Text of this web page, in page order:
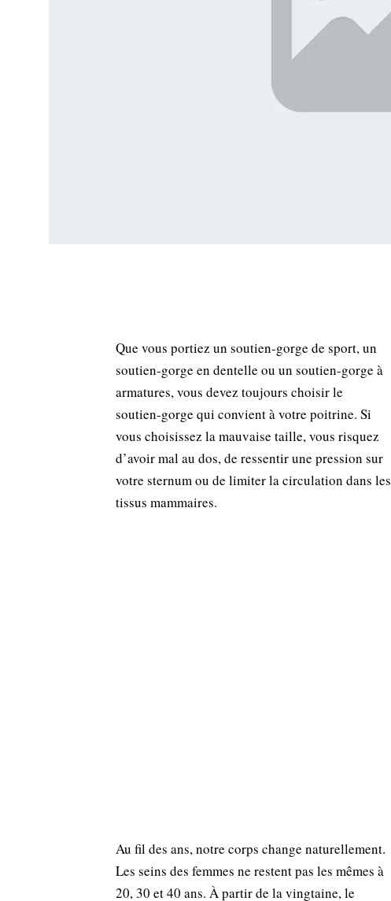
Que vous portiez un soutien-gorge de sport, un
soutien-gorge en dentelle ou un soutien-gorge à
armatures, vous devez toujours choisir le
soutien-gorge qui convient à votre poitrine. Si
vous choisissez la mauvaise taille, vous risquez
d’avoir mal au dos, de ressentir une pression sur
votre sternum ou de limiter la circulation dans les
tissus mammaires.
Au fil des ans, notre corps change naturellement.
Les seins des femmes ne restent pas les mêmes à
20, 30 et 40 ans. À partir de la vingtaine, le